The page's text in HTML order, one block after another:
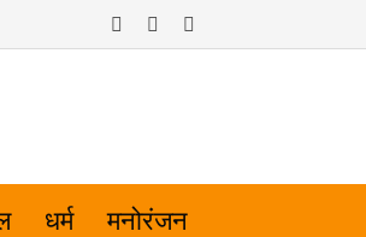
Log InRandom Article
धर्म मनोरंजन